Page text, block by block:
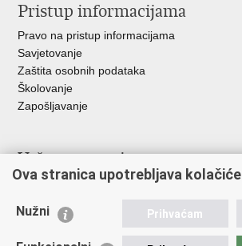
Pristup informacijama
Pravo na pristup informacijama
Savjetovanje
Zaštita osobnih podataka
Školovanje
Zapošljavanje
Važne poveznice
Ministarstvo unutarnjih poslova
Udruge
Ova stranica upotrebljava kolačiće
Nužni Prihvaćam